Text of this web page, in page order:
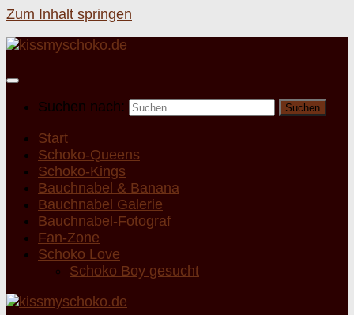
Zum Inhalt springen
Suchen nach:
Start
Schoko-Queens
Schoko-Kings
Bauchnabel & Banana
Bauchnabel Galerie
Bauchnabel-Fotograf
Fan-Zone
Schoko Love
Schoko Boy gesucht